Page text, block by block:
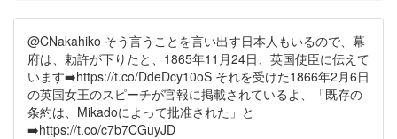
@CNakahiko そう言うことを言い出す日本人もいるので、幕
府は、勅許が下りたと、1865年11月24日、英国使臣に伝えて
います➡️https://t.co/DdeDcy10oS それを受けた1866年2月6日
の英国女王のスピーチが官報に掲載されているよ、「既存の
条約は、Mikadoによって批准された」と
➡️https://t.co/c7b7CGuyJD